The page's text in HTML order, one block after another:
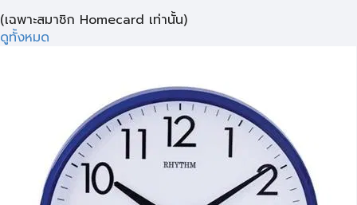
(เฉพาะสมาชิก Homecard เท่านั้น)
ดูทั้งหมด